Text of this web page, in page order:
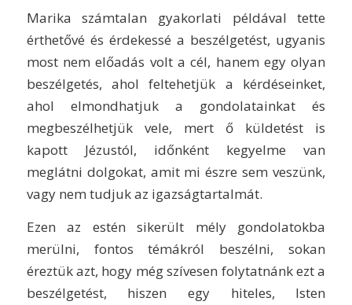
Marika számtalan gyakorlati példával tette
érthetővé és érdekessé a beszélgetést, ugyanis
most nem előadás volt a cél, hanem egy olyan
beszélgetés, ahol feltehetjük a kérdéseinket,
ahol elmondhatjuk a gondolatainkat és
megbeszélhetjük vele, mert ő küldetést is
kapott Jézustól, időnként kegyelme van
meglátni dolgokat, amit mi észre sem veszünk,
vagy nem tudjuk az igazságtartalmát.
Ezen az estén sikerült mély gondolatokba
merülni, fontos témákról beszélni, sokan
éreztük azt, hogy még szívesen folytatnánk ezt a
beszélgetést, hiszen egy hiteles, Isten